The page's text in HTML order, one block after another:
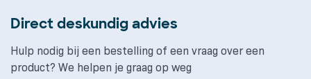
Direct deskundig advies
Hulp nodig bij een bestelling of een vraag over een
product? We helpen je graag op weg